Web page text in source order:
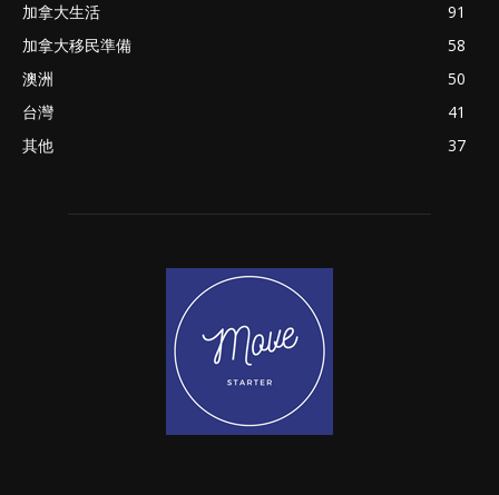
加拿大生活
91
加拿大移民準備
58
澳洲
50
台灣
41
其他
37